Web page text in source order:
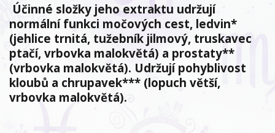
Účinné složky jeho extraktu udržují
normální funkci močových cest, ledvin*
(jehlice trnitá, tužebník jilmový, truskavec
ptačí, vrbovka malokvětá) a prostaty**
(vrbovka malokvětá). Udržují pohyblivost
kloubů a chrupavek*** (lopuch větší,
vrbovka malokvětá).